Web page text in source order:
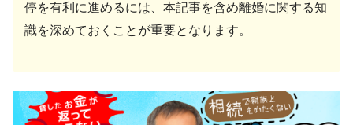
停を有利に進めるには、本記事を含め離婚に関する知
識を深めておくことが重要となります。